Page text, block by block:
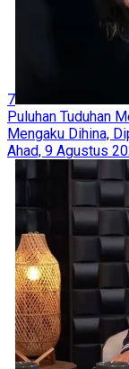
7
Puluhan Tuduhan
Mengaku Dihina,
Ahad, 9 Agustus